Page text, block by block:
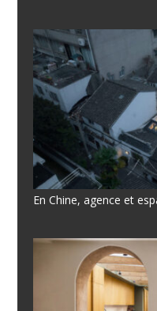
En Chine, agence et